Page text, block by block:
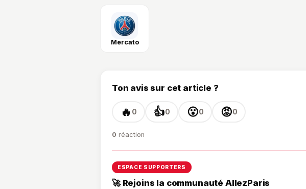
Mercato
Ton avis sur cet article ?
🔥 0 👍0 😮0 😡0
0 réaction
ESPACE SUPPORTERS
🚀 Rejoins la communauté AllezParis